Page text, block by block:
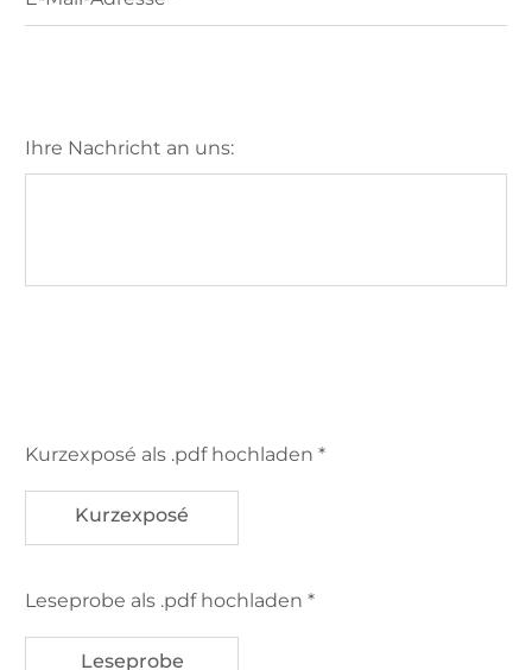
Ihre Nachricht an uns:
Kurzexposé als .pdf hochladen *
Kurzexposé
Leseprobe als .pdf hochladen *
Leseprobe